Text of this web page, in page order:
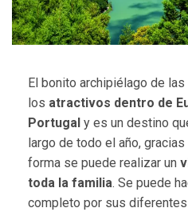
El bonito archipiélago de
los atractivos dentro de
Portugal y es un destino
largo de todo el año,
forma se puede realizar un
toda la familia. Se puede
completo por sus